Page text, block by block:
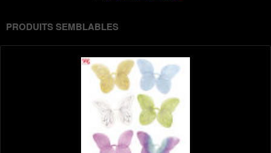
PRODUITS SEMBLABLES